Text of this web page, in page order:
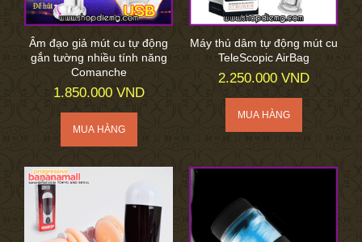
Âm đạo giả mút cu tự động
gắn tường nhiều tính năng
Comanche
1.850.000 VND
Máy thủ dâm tự động mút cu
TeleScopic AirBag
2.250.000 VND